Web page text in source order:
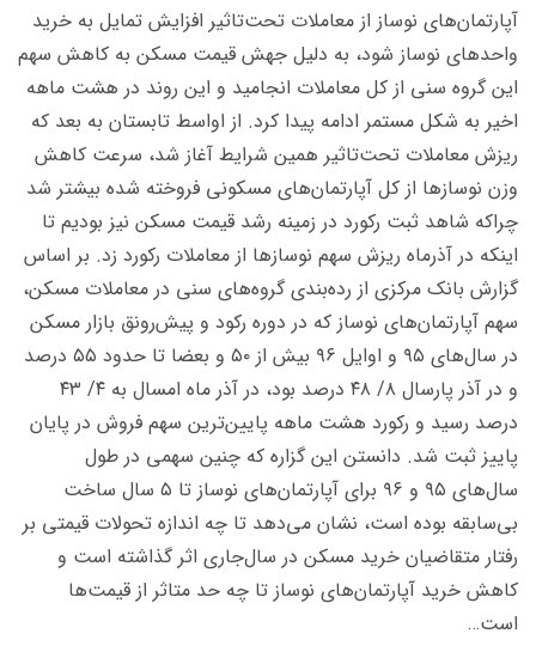
آپارتمان‌های نوساز از معاملات تحت‌تاثیر افزایش تمایل به خرید
واحدهای نوساز شود، به دلیل جهش قیمت مسکن به کاهش سهم
این گروه سنی از کل معاملات انجامید و این روند در هشت ماهه
اخیر به شکل مستمر ادامه پیدا کرد. از اواسط تابستان به بعد که
ریزش معاملات تحت‌تاثیر همین شرایط آغاز شد، سرعت کاهش
وزن نوسازها از کل آپارتمان‌های مسکونی فروخته شده بیشتر شد
چراکه شاهد ثبت رکورد در زمینه رشد قیمت مسکن نیز بودیم تا
اینکه در آذرماه ریزش سهم نوسازها از معاملات رکورد زد. بر اساس
گزارش بانک مرکزی از رده‌بندی گروه‌های سنی در معاملات مسکن،
سهم آپارتمان‌های نوساز که در دوره رکود و پیش‌رونق بازار مسکن
در سال‌های ۹۵ و اوایل ۹۶ بیش از ۵۰ و بعضا تا حدود ۵۵ درصد
و در آذر پارسال ۸/ ۴۸ درصد بود، در آذر ماه امسال به ۴/ ۴۳
درصد رسید و رکورد هشت ماهه پایین‌ترین سهم فروش در پایان
پاییز ثبت شد. دانستن این گزاره که چنین سهمی در طول
سال‌های ۹۵ و ۹۶ برای آپارتمان‌های نوساز تا ۵ سال ساخت
بی‌سابقه بوده است، نشان می‌دهد تا چه اندازه تحولات قیمتی بر
رفتار متقاضیان خرید مسکن در سال‌جاری اثر گذاشته است و
کاهش خرید آپارتمان‌های نوساز تا چه حد متاثر از قیمت‌ها
است…